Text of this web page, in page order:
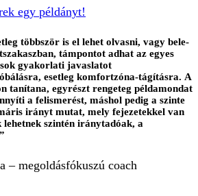
egy példányt!
többször is el lehet olvasni, vagy bele-
támpontot adhat az egyes
gyakorlati javaslatot
esetleg komfortzóna-tágításra. A
tanítana, egyrészt rengeteg példamondat
a felismerést, máshol pedig a szinte
irányt mutat, mely fejezetekkel van
szintén iránytadóak, a
– megoldásfókuszú coach